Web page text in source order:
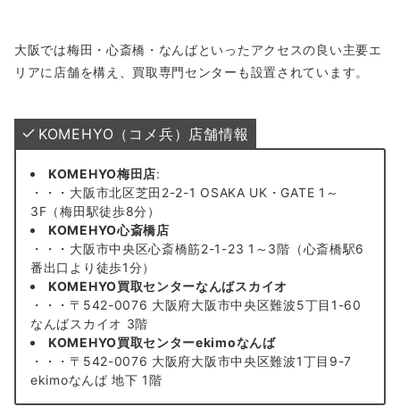
大阪では梅田・心斎橋・なんばといったアクセスの良い主要エ
リアに店舗を構え、買取専門センターも設置されています。
KOMEHYO（コメ兵）店舗情報
KOMEHYO梅田店:
・・・大阪市北区芝田2-2-1 OSAKA UK・GATE 1～
3F（梅田駅徒歩8分）
KOMEHYO心斎橋店
・・・大阪市中央区心斎橋筋2-1-23 1～3階（心斎橋駅6
番出口より徒歩1分）
KOMEHYO買取センターなんばスカイオ
・・・〒542-0076 大阪府大阪市中央区難波5丁目1-60
なんばスカイオ 3階
KOMEHYO買取センターekimoなんば
・・・〒542-0076 大阪府大阪市中央区難波1丁目9-7
ekimoなんば 地下 1階